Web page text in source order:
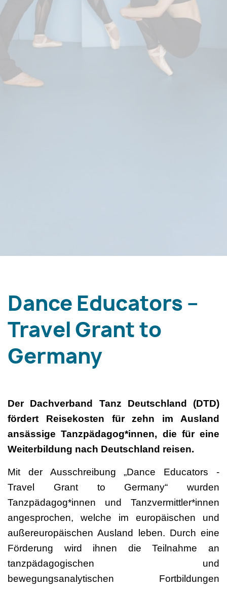
Dance Educators –
Travel Grant to
Germany
Der Dachverband Tanz Deutschland (DTD)
fördert Reisekosten für zehn im Ausland
ansässige Tanzpädagog*innen, die für eine
Weiterbildung nach Deutschland reisen.
Mit der Ausschreibung „Dance Educators -
Travel Grant to Germany“ wurden
Tanzpädagog*innen und Tanzvermittler*innen
angesprochen, welche im europäischen und
außereuropäischen Ausland leben. Durch eine
Förderung wird ihnen die Teilnahme an
tanzpädagogischen und
bewegungsanalytischen Fortbildungen